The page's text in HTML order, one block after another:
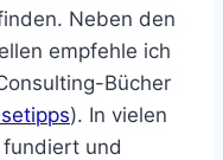
Neben den
empfehle ich
Bücher
). In vielen
fundiert und